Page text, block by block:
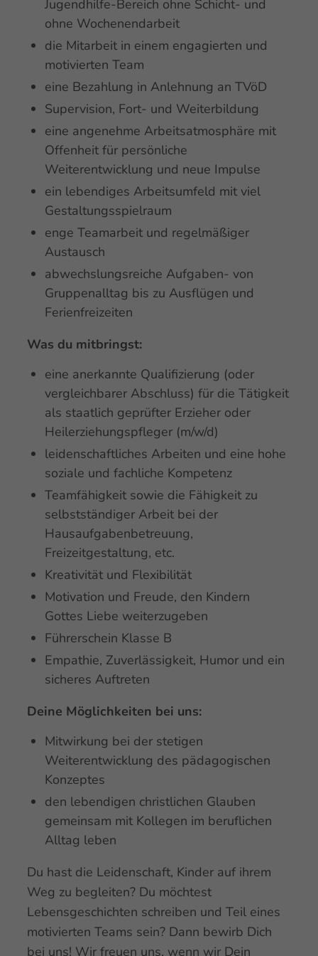
Jugendhilfe-Bereich ohne Schicht- und
ohne Wochenendarbeit
die Mitarbeit in einem engagierten und
motivierten Team
eine Bezahlung in Anlehnung an TVöD
Supervision, Fort- und Weiterbildung
eine angenehme Arbeitsatmosphäre mit
Offenheit für persönliche
Weiterentwicklung und neue Impulse
ein lebendiges Arbeitsumfeld mit viel
Gestaltungsspielraum
enge Teamarbeit und regelmäßiger
Austausch
abwechslungsreiche Aufgaben- von
Gruppenalltag bis zu Ausflügen und
Ferienfreizeiten
Was du mitbringst:
eine anerkannte Qualifizierung (oder
vergleichbarer Abschluss) für die Tätigkeit
als staatlich geprüfter Erzieher oder
Heilerziehungspfleger (m/w/d)
leidenschaftliches Arbeiten und eine hohe
soziale und fachliche Kompetenz
Teamfähigkeit sowie die Fähigkeit zu
selbstständiger Arbeit bei der
Hausaufgabenbetreuung,
Freizeitgestaltung, etc.
Kreativität und Flexibilität
Motivation und Freude, den Kindern
Gottes Liebe weiterzugeben
Führerschein Klasse B
Empathie, Zuverlässigkeit, Humor und ein
sicheres Auftreten
Deine Möglichkeiten bei uns:
Mitwirkung bei der stetigen
Weiterentwicklung des pädagogischen
Konzeptes
den lebendigen christlichen Glauben
gemeinsam mit Kollegen im beruflichen
Alltag leben
Du hast die Leidenschaft, Kinder auf ihrem
Weg zu begleiten? Du möchtest
Lebensgeschichten schreiben und Teil eines
motivierten Teams sein? Dann bewirb Dich
bei uns! Wir freuen uns, wenn wir Dein